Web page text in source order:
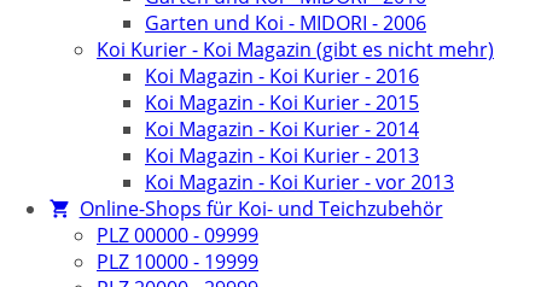
Garten und Koi - MIDORI - 2006
Koi Kurier - Koi Magazin (gibt es nicht mehr)
Koi Magazin - Koi Kurier - 2016
Koi Magazin - Koi Kurier - 2015
Koi Magazin - Koi Kurier - 2014
Koi Magazin - Koi Kurier - 2013
Koi Magazin - Koi Kurier - vor 2013
Online-Shops für Koi- und Teichzubehör
PLZ 00000 - 09999
PLZ 10000 - 19999